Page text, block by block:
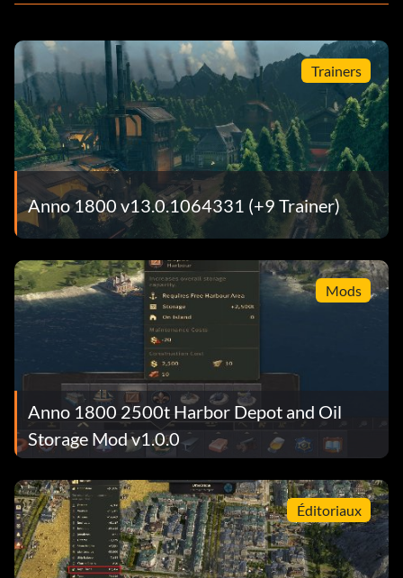
Trainers
Anno 1800 v13.0.1064331 (+9 Trainer)
Mods
Anno 1800 2500t Harbor Depot and Oil
Storage Mod v1.0.0
Éditoriaux